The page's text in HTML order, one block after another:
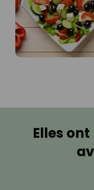
Elles